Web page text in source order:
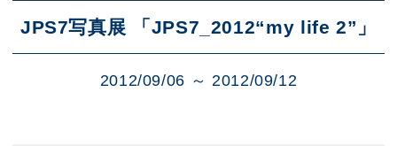
JPS7写真展 「JPS7_2012“my life 2”」
2012/09/06 ～ 2012/09/12
アクセス